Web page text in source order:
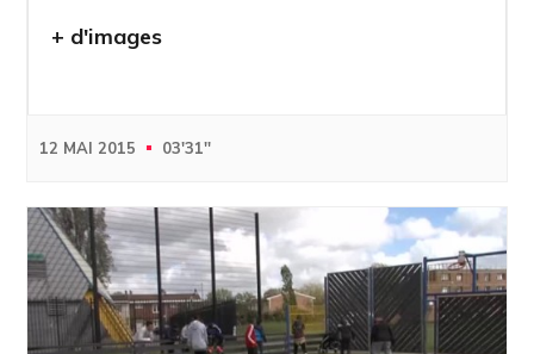
+ d'images
12 MAI 2015 03'31''